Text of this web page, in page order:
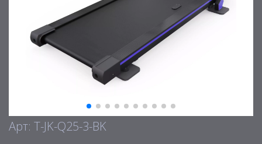
Арт: T-JK-Q25-3-BK